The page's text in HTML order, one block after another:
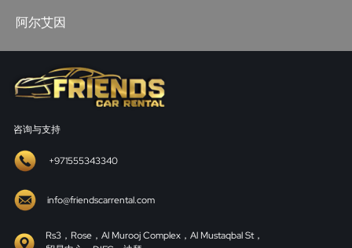
阿尔艾因
咨询与支持
+971555343340
info@friendscarrental.com
Rs3，Rose，Al Murooj Complex，Al Mustaqbal St，